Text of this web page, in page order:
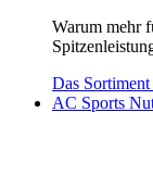
Warum mehr
Das Sortiment
AC Sports